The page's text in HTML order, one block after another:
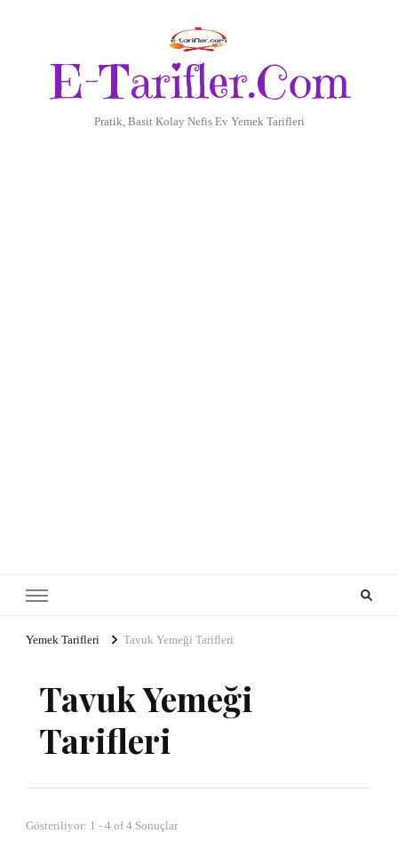
E-Tarifler.Com
Pratik, Basit Kolay Nefis Ev Yemek Tarifleri
Yemek Tarifleri Tavuk Yemeği Tarifleri
Tavuk Yemeği
Tarifleri
Gösteriliyor: 1 - 4 of 4 Sonuçlar